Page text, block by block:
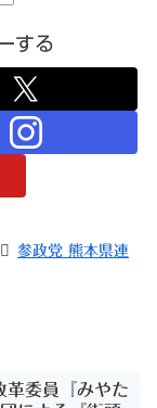
する
参政党 熊本県連
革委員『みやた